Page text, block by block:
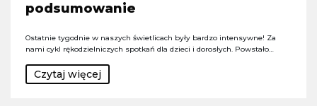
podsumowanie
Ostatnie tygodnie w naszych świetlicach były bardzo intensywne! Za
nami cykl rękodzielniczych spotkań dla dzieci i dorosłych. Powstało…
Czytaj więcej